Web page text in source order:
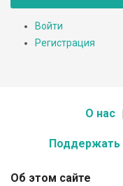
Войти
Регистрация
О нас
Поддержать
Об этом сайте